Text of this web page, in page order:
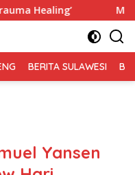
Membaur Tanpa
BERITA SULAWESI
Yansen